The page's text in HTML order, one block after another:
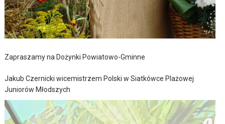
Zapraszamy na Dożynki Powiatowo-Gminne
Jakub Czernicki wicemistrzem Polski w Siatkówce Plażowej
Juniorów Młodszych